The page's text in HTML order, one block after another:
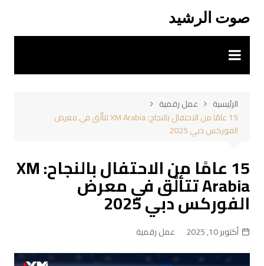
المحتوى
صوت الرشيد
الرئيسية
عمل رقمية
15 عامًا من الاحتفال بالنجاح: XM Arabia تتألّق في معرض
الفوركس دبي 2025
15 عامًا من الاحتفال بالنجاح: XM
Arabia تتألّق في معرض
الفوركس دبي 2025
أكتوبر 10, 2025 عمل رقمية